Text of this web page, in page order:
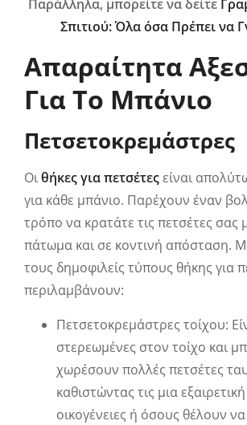
Παράλληλα, μπορείτε να δείτε
Σπιτιού: Όλα όσα Πρέπει να
Απαραίτητα
Για Το Μπάνιο
Πετσετοκρεμάστρες
Οιθήκες για πετσέτεςείναι
για κάθε μπάνιο. Παρέχουν έναν
τρόπο να κρατάτε τις πετσέτες σας
πάτωμα και σε κοντινή απόσταση.
τους δημοφιλείς τύπους θήκης για
περιλαμβάνουν:
Πετσετοκρεμάστρες τοίχου:
στερεωμένες στον τοίχο και
χωρέσουν πολλές πετσέτες
καθιστώντας τις μια
οικογένειες ή όσους θέλουν